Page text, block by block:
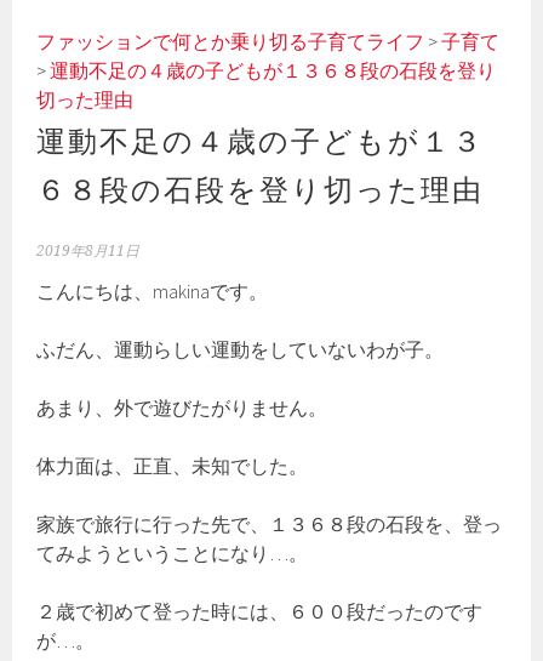
ファッションで何とか乗り切る子育てライフ >子育て
>運動不足の４歳の子どもが１３６８段の石段を登り
切った理由
運動不足の４歳の子どもが１３
６８段の石段を登り切った理由
2019年8月11日
こんにちは、makinaです。
ふだん、運動らしい運動をしていないわが子。
あまり、外で遊びたがりません。
体力面は、正直、未知でした。
家族で旅行に行った先で、１３６８段の石段を、登っ
てみようということになり…。
２歳で初めて登った時には、６００段だったのです
が…。